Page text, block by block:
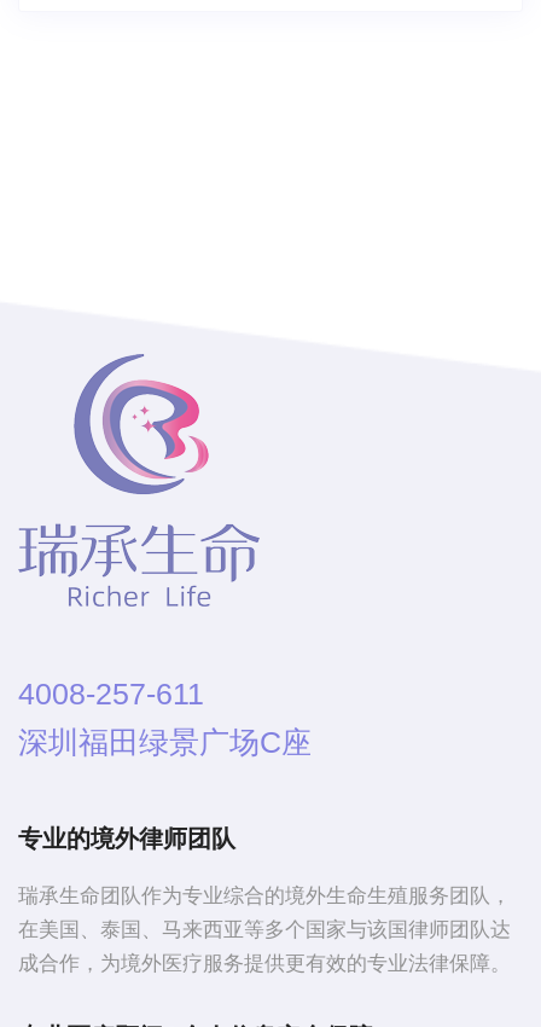
4008-257-611
深圳福田绿景广场C座
专业的境外律师团队
瑞承生命团队作为专业综合的境外生命生殖服务团队，
在美国、泰国、马来西亚等多个国家与该国律师团队达
成合作，为境外医疗服务提供更有效的专业法律保障。